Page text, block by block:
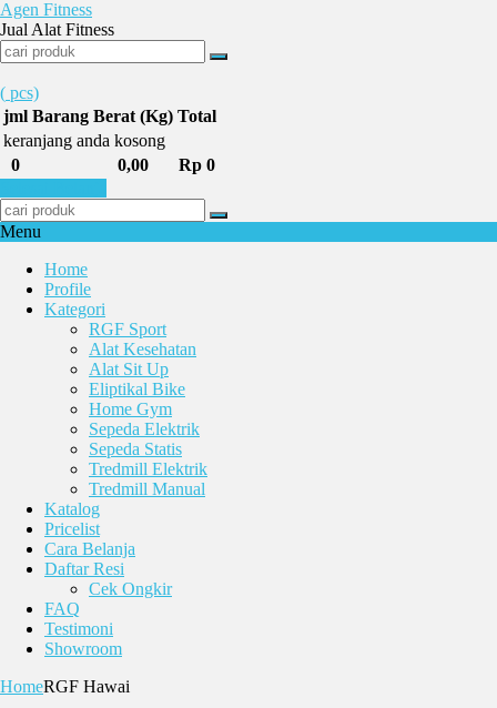
Agen Fitness
Jual Alat Fitness
( pcs)
jml Barang Berat (Kg) Total
keranjang anda kosong
0
0,00
Rp 0
Menu
Home
Profile
Kategori
RGF Sport
Alat Kesehatan
Alat Sit Up
Eliptikal Bike
Home Gym
Sepeda Elektrik
Sepeda Statis
Tredmill Elektrik
Tredmill Manual
Katalog
Pricelist
Cara Belanja
Daftar Resi
Cek Ongkir
FAQ
Testimoni
Showroom
HomeRGF Hawai